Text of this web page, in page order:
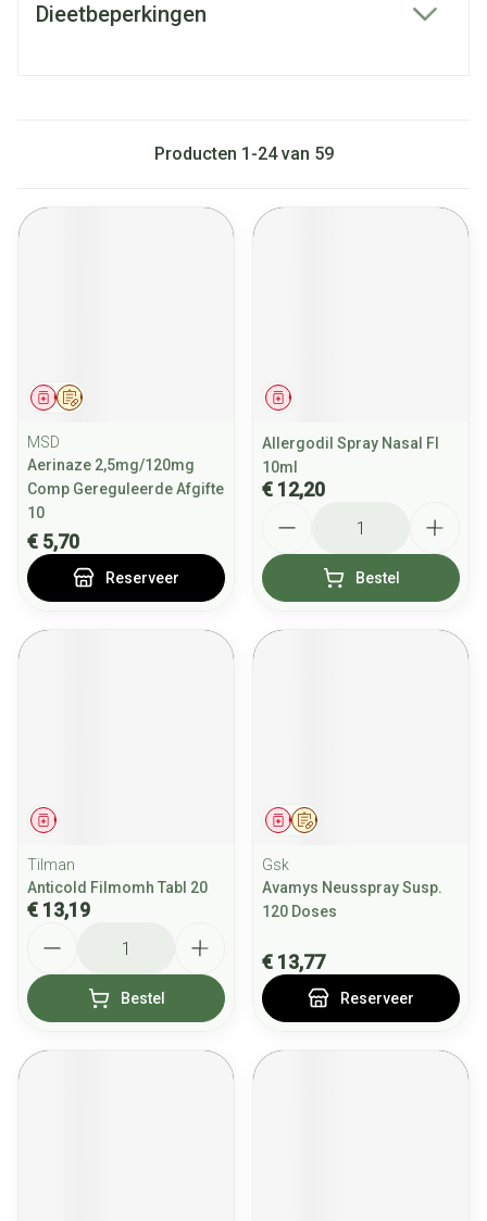
Dieetbeperkingen
Producten 1 -24van 59
Op voorschrift
Geneesmiddel
MSD
Aerinaze 2,5mg/120mg
Comp Gereguleerde Afgifte
10
€ 5,70
Reserveer
Geneesmiddel
Allergodil Spray Nasal Fl
10ml
€ 12,20
Bestel
Geneesmiddel
Tilman
Anticold Filmomh Tabl 20
€ 13,19
Bestel
Op voorschrift
Geneesmiddel
Gsk
Avamys Neusspray Susp.
120 Doses
€ 13,77
Reserveer